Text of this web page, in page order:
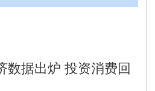
数据出炉 投资消费回